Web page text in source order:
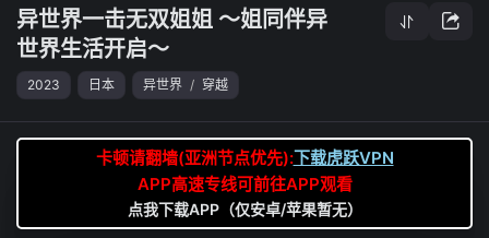
异世界一击无双姐姐 ～姐同伴异
世界生活开启～
2023 日本 异世界 / 穿越
卡顿请翻墙(亚洲节点优先):下载虎跃VPN
APP高速专线可前往APP观看
点我下载APP（仅安卓/苹果暂无）